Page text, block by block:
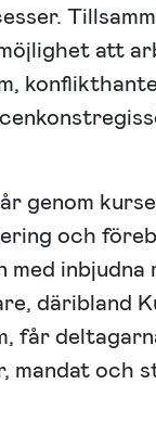
att
genom
och
med
däribland
får
mandat och